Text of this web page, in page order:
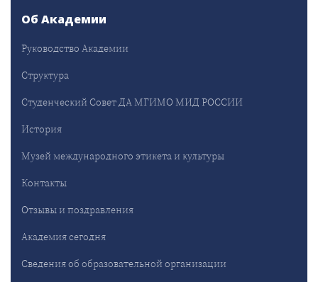
Об Академии
Руководство Академии
Структура
Студенческий Совет ДА МГИМО МИД РОССИИ
История
Музей международного этикета и культуры
Контакты
Отзывы и поздравления
Академия сегодня
Сведения об образовательной организации